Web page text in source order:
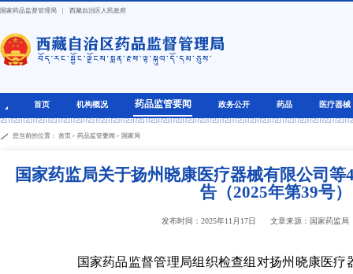
国家药品监督管理局 | 西藏自治区人民政府
首页 机构概况 药品监管要闻 政务公开 药品 医疗器械
您当前的位置： 首页> 药品监管要闻 > 国家局
国家药监局关于扬州晓康医疗器械有限公司
告（2025年第39号）
发布时间：2025年11月17日 文章来源：国家药监局
国家药品监督管理局组织检查组对扬州晓康医疗